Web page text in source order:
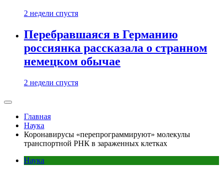
2 недели спустя
Перебравшаяся в Германию
россиянка рассказала о странном
немецком обычае
2 недели спустя
Главная
Наука
Коронавирусы «перепрограммируют» молекулы
транспортной РНК в зараженных клетках
Наука